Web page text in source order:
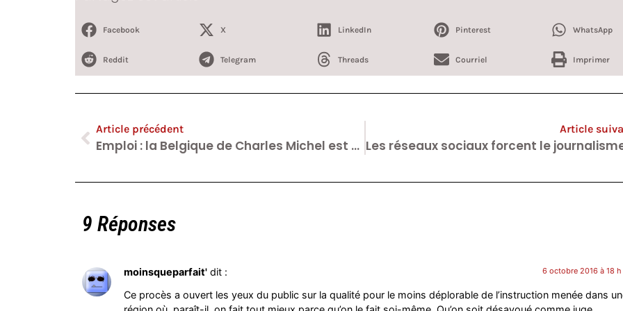
Facebook X LinkedIn Pinterest WhatsApp
Reddit Telegram Threads Courriel Imprimer
Article précédent
Emploi : la Belgique de Charles Michel est dans les limbes.
Article
9 Réponses
moinsqueparfait' dit : 6 octobre 2016 à 18
Ce procès a ouvert les yeux du public sur la qualité pour le moins déplorable de l’instruction menée dans